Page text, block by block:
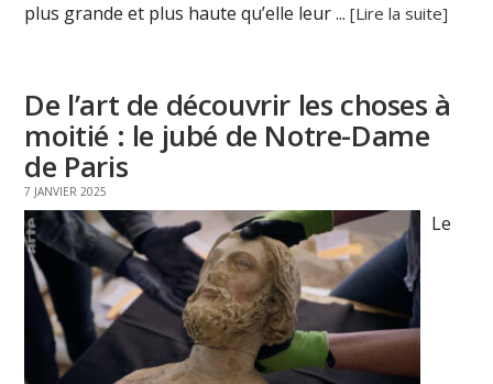
plus grande et plus haute qu’elle leur ...[Lire la suite]
De l’art de découvrir les choses à
moitié : le jubé de Notre-Dame
de Paris
7 JANVIER 2025
Le